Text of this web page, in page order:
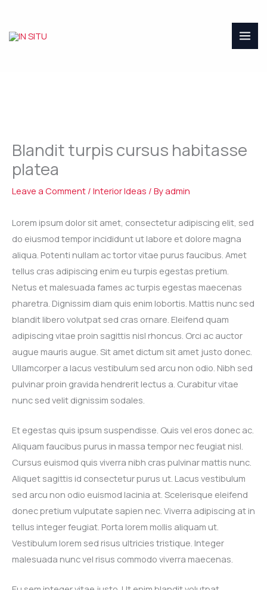
content
Blandit turpis cursus habitasse
platea
Leave a Comment / Interior Ideas / Byadmin
Lorem ipsum dolor sit amet, consectetur adipiscing elit, sed
do eiusmod tempor incididunt ut labore et dolore magna
aliqua. Potenti nullam ac tortor vitae purus faucibus. Amet
tellus cras adipiscing enim eu turpis egestas pretium.
Netus et malesuada fames ac turpis egestas maecenas
pharetra. Dignissim diam quis enim lobortis. Mattis nunc sed
blandit libero volutpat sed cras ornare. Eleifend quam
adipiscing vitae proin sagittis nisl rhoncus. Orci ac auctor
augue mauris augue. Sit amet dictum sit amet justo donec.
Ullamcorper a lacus vestibulum sed arcu non odio. Nibh sed
pulvinar proin gravida hendrerit lectus a. Curabitur vitae
nunc sed velit dignissim sodales.
Et egestas quis ipsum suspendisse. Quis vel eros donec ac.
Aliquam faucibus purus in massa tempor nec feugiat nisl.
Cursus euismod quis viverra nibh cras pulvinar mattis nunc.
Aliquet sagittis id consectetur purus ut. Lacus vestibulum
sed arcu non odio euismod lacinia at. Scelerisque eleifend
donec pretium vulputate sapien nec. Viverra adipiscing at in
tellus integer feugiat. Porta lorem mollis aliquam ut.
Vestibulum lorem sed risus ultricies tristique. Integer
malesuada nunc vel risus commodo viverra maecenas.